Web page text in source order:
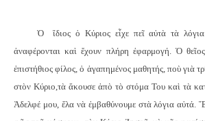
Ὁ
ἴδιος ὁ Κύριος εἶχε πεῖ αὐτὰ τὰ
ἀναφέρονται καὶ ἔχουν πλήρη ἐφαρμογή. Ὁ
ἐπιστήθιος φίλος, ὁ ἀγαπημένος μαθητής, ποὺ γιὰ
στὸν Κύριο,τὰ ἄκουσε ἀπὸ τὸ στόμα Του καὶ τὰ
Ἀδελφέ μου, ἔλα νὰ ἐμβαθύνουμε στὰ λόγια αὐτά.